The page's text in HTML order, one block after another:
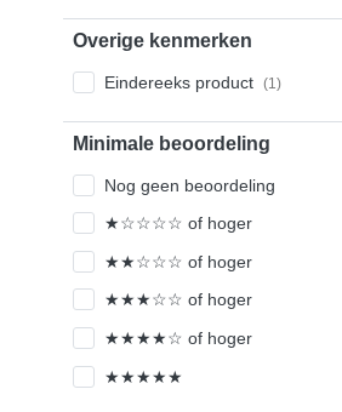
Overige kenmerken
Eindereeks product (1)
Minimale beoordeling
Nog geen beoordeling
★☆☆☆☆ of hoger
★★☆☆☆ of hoger
★★★☆☆ of hoger
★★★★☆ of hoger
★★★★★